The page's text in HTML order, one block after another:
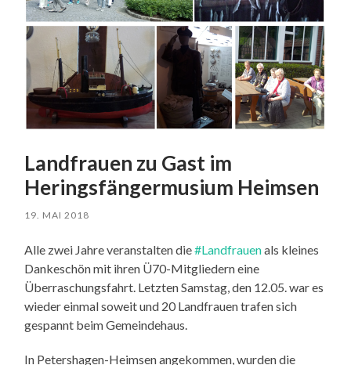
Landfrauen zu Gast im
Heringsfängermusium Heimsen
19. MAI 2018
Alle zwei Jahre veranstalten die#Landfrauenals kleines
Dankeschön mit ihren Ü70-Mitgliedern eine
Überraschungsfahrt. Letzten Samstag, den 12.05. war es
wieder einmal soweit und 20 Landfrauen trafen sich
gespannt beim Gemeindehaus.
In Petershagen-Heimsen angekommen, wurden die